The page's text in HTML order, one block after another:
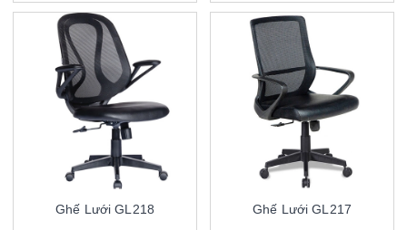
Ghế Lưới GL218 Ghế Lưới GL217